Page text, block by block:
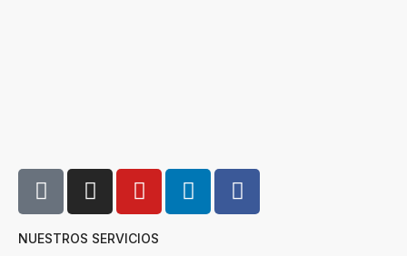
NUESTROS SERVICIOS